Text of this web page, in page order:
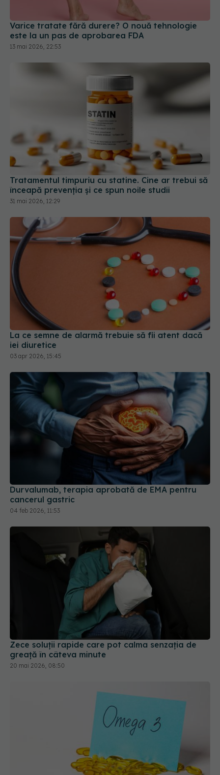
Tratamentul timpuriu cu statine. Cine ar trebui să
înceapă prevenția și ce spun noile studii
31 mai 2026, 12:29
La ce semne de alarmă trebuie să fii atent dacă
iei diuretice
03 apr 2026, 15:45
Durvalumab, terapia aprobată de EMA pentru
cancerul gastric
Zece soluții rapide care pot calma senzația de
greață în câteva minute
20 mai 2026, 08:50
Omega-3 în nutriția oncologică: doze și efecte
asupra tratamentului